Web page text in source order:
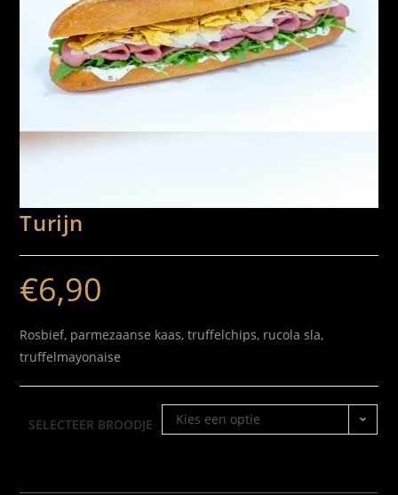
Turijn
€6,90
Rosbief, parmezaanse kaas, truffelchips, rucola sla,
truffelmayonaise
SELECTEER BROODJE Kies een optie